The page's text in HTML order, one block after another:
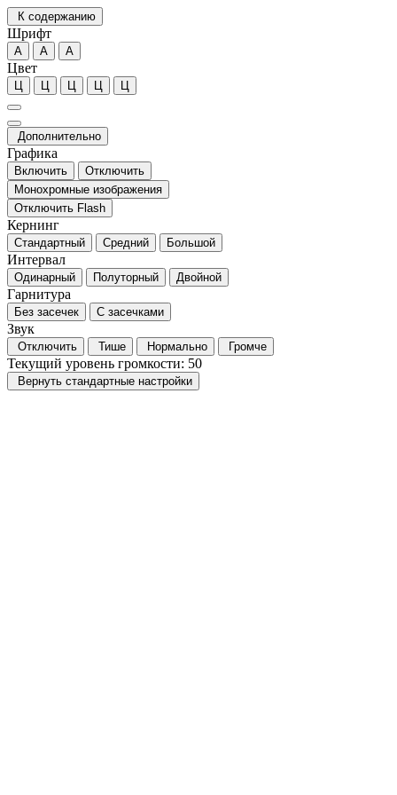
К содержанию
Шрифт
А А А
Цвет
Ц Ц Ц Ц Ц
Дополнительно
Графика
Включить
Отключить
Монохромные изображения
Отключить Flash
Кернинг
Стандартный Средний Большой
Интервал
Одинарный Полуторный Двойной
Гарнитура
Без засечек С засечками
Звук
Отключить Тише Нормально Громче
Текущий уровень громкости: 50
Вернуть стандартные настройки